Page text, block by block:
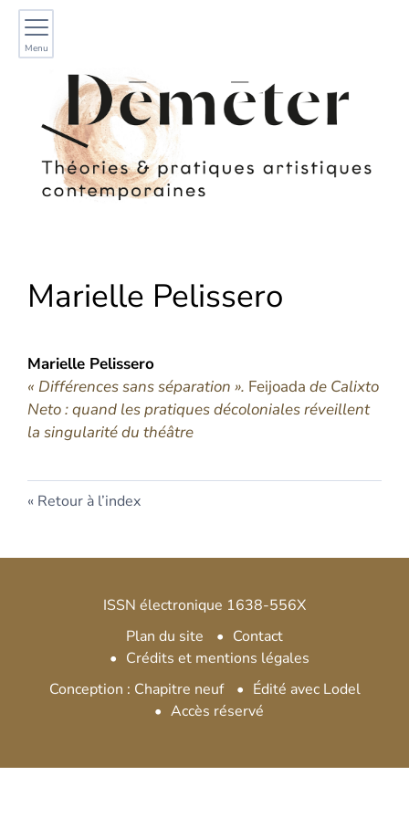
Menu
Marielle Pelissero
Marielle Pelissero
« Différences sans séparation ». Feijoada de Calixto
Neto : quand les pratiques décoloniales réveillent
la singularité du théâtre
Retour à l’index
ISSN électronique 1638-556X
Plan du site
Contact
Crédits et mentions légales
Conception : Chapitre neuf
Édité avec Lodel
Accès réservé